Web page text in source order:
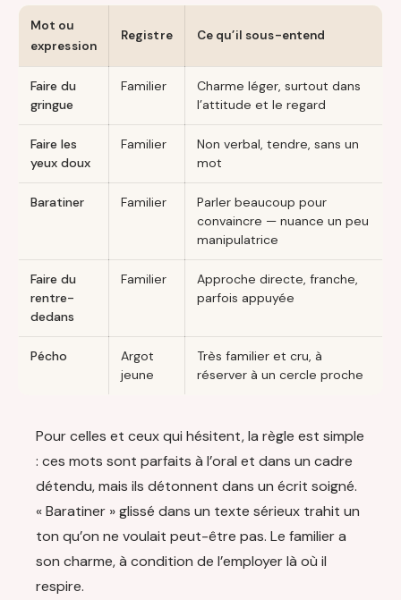
Mot ou
expression
Registre Ce qu’il sous-entend
Faire du
gringue
Familier
Charme léger, surtout dans
l’attitude et le regard
Faire les
yeux doux
Familier
Non verbal, tendre, sans un
mot
Baratiner Familier
Parler beaucoup pour
convaincre — nuance un peu
manipulatrice
Faire du
rentre-
dedans
Familier
Approche directe, franche,
parfois appuyée
Pécho
Argot
jeune
Très familier et cru, à
réserver à un cercle proche
Pour celles et ceux qui hésitent, la règle est simple
: ces mots sont parfaits à l’oral et dans un cadre
détendu, mais ils détonnent dans un écrit soigné.
« Baratiner » glissé dans un texte sérieux trahit un
ton qu’on ne voulait peut-être pas. Le familier a
son charme, à condition de l’employer là où il
respire.